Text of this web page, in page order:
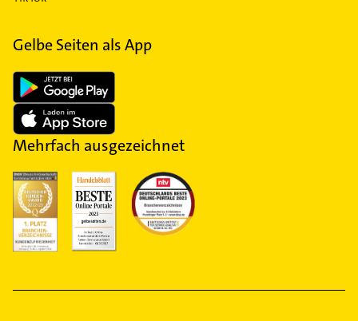
Gelbe Seiten als App
Mehrfach ausgezeichnet